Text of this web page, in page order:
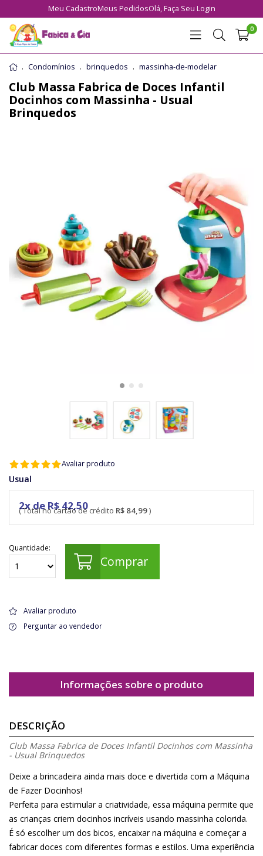
Meu CadastroMeus PedidosOlá,Faça Seu Login
0
Condomínios brinquedos massinha-de-modelar
Club Massa Fabrica de Doces Infantil
Docinhos com Massinha - Usual
Brinquedos
Avaliar produto
Usual
R$ 84,99
2x de R$ 42,50
Quantidade:
Comprar
Avaliar produto
Perguntar ao vendedor
Informações sobre o produto
DESCRIÇÃO
Club Massa Fabrica de Doces Infantil Docinhos com Massinha
- Usual Brinquedos
Deixe a brincadeira ainda mais doce e divertida com a Máquina
de Fazer Docinhos!
Perfeita para estimular a criatividade, essa máquina permite que
as crianças criem docinhos incríveis usando massinha colorida.
É só escolher um dos bicos, encaixar na máquina e começar a
fabricar doces com diferentes formas e estilos. Uma experiência